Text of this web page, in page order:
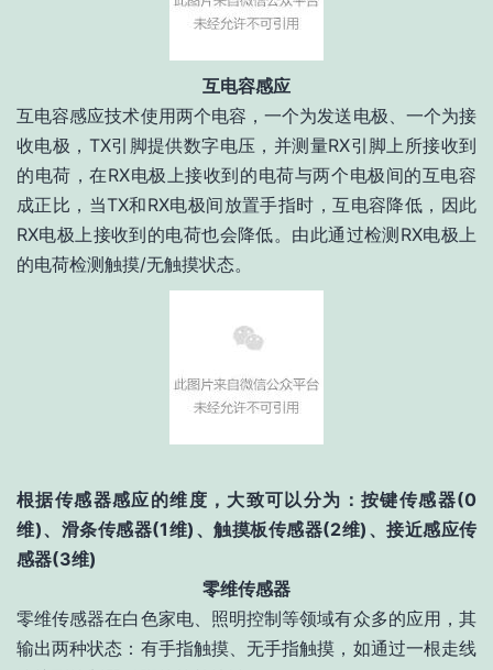
互电容感应
互电容感应技术使用两个电容，一个为发送电极、一个为接
收电极，TX引脚提供数字电压，并测量RX引脚上所接收到
的电荷，在RX电极上接收到的电荷与两个电极间的互电容
成正比，当TX和RX电极间放置手指时，互电容降低，因此
RX电极上接收到的电荷也会降低。由此通过检测RX电极上
的电荷检测触摸/无触摸状态。
根据传感器感应的维度，大致可以分为：按键传感器(0
维)、滑条传感器(1维)、触摸板传感器(2维)、接近感应传
感器(3维)
零维传感器
零维传感器在白色家电、照明控制等领域有众多的应用，其
输出两种状态：有手指触摸、无手指触摸，如通过一根走线